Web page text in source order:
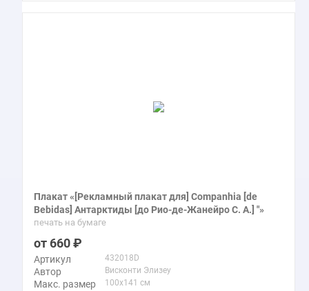
Плакат «[Рекламный плакат для] Companhia [de
Bebidas] Антарктиды [до Рио-де-Жанейро С. А.] "»
печать на бумаге
660
Артикул 432018D
Автор Висконти Элизеу
Макс. размер 100x141 см